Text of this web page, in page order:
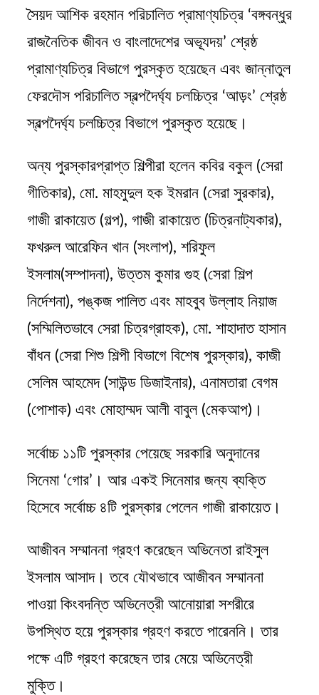
সৈয়দ আশিক রহমান পরিচালিত প্রামাণ্যচিত্র ‘বঙ্গবন্ধুর
রাজনৈতিক জীবন ও বাংলাদেশের অভ্যূদয়’ শ্রেষ্ঠ
প্রামাণ্যচিত্র বিভাগে পুরস্কৃত হয়েছেন এবং জান্নাতুল
ফেরদৌস পরিচালিত স্বল্পদৈর্ঘ্য চলচ্চিত্র ‘আড়ং’ শ্রেষ্ঠ
স্বল্পদৈর্ঘ্য চলচ্চিত্র বিভাগে পুরস্কৃত হয়েছে।
অন্য পুরস্কারপ্রাপ্ত শিল্পীরা হলেন কবির বকুল (সেরা
গীতিকার), মো. মাহমুদুল হক ইমরান (সেরা সুরকার),
গাজী রাকায়েত (গল্প), গাজী রাকায়েত (চিত্রনাট্যকার),
ফখরুল আরেফিন খান (সংলাপ), শরিফুল
ইসলাম(সম্পাদনা), উত্তম কুমার গুহ (সেরা শিল্প
নির্দেশনা), পঙ্কজ পালিত এবং মাহবুব উল্লাহ নিয়াজ
(সম্মিলিতভাবে সেরা চিত্রগ্রাহক), মো. শাহাদাত হাসান
বাঁধন (সেরা শিশু শিল্পী বিভাগে বিশেষ পুরস্কার), কাজী
সেলিম আহমেদ (সাউন্ড ডিজাইনার), এনামতারা বেগম
(পোশাক) এবং মোহাম্মদ আলী বাবুল (মেকআপ)।
সর্বোচ্চ ১১টি পুরস্কার পেয়েছে সরকারি অনুদানের
সিনেমা ‘গোর’। আর একই সিনেমার জন্য ব্যক্তি
হিসেবে সর্বোচ্চ ৪টি পুরস্কার পেলেন গাজী রাকায়েত।
আজীবন সম্মাননা গ্রহণ করেছেন অভিনেতা রাইসুল
ইসলাম আসাদ। তবে যৌথভাবে আজীবন সম্মাননা
পাওয়া কিংবদন্তি অভিনেত্রী আনোয়ারা সশরীরে
উপস্থিত হয়ে পুরস্কার গ্রহণ করতে পারেননি। তার
পক্ষে এটি গ্রহণ করেছেন তার মেয়ে অভিনেত্রী
মুক্তি।